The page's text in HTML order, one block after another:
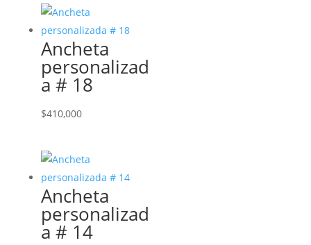
Ancheta
personalizad
a # 18
$410,000
Ancheta
personalizad
a # 14